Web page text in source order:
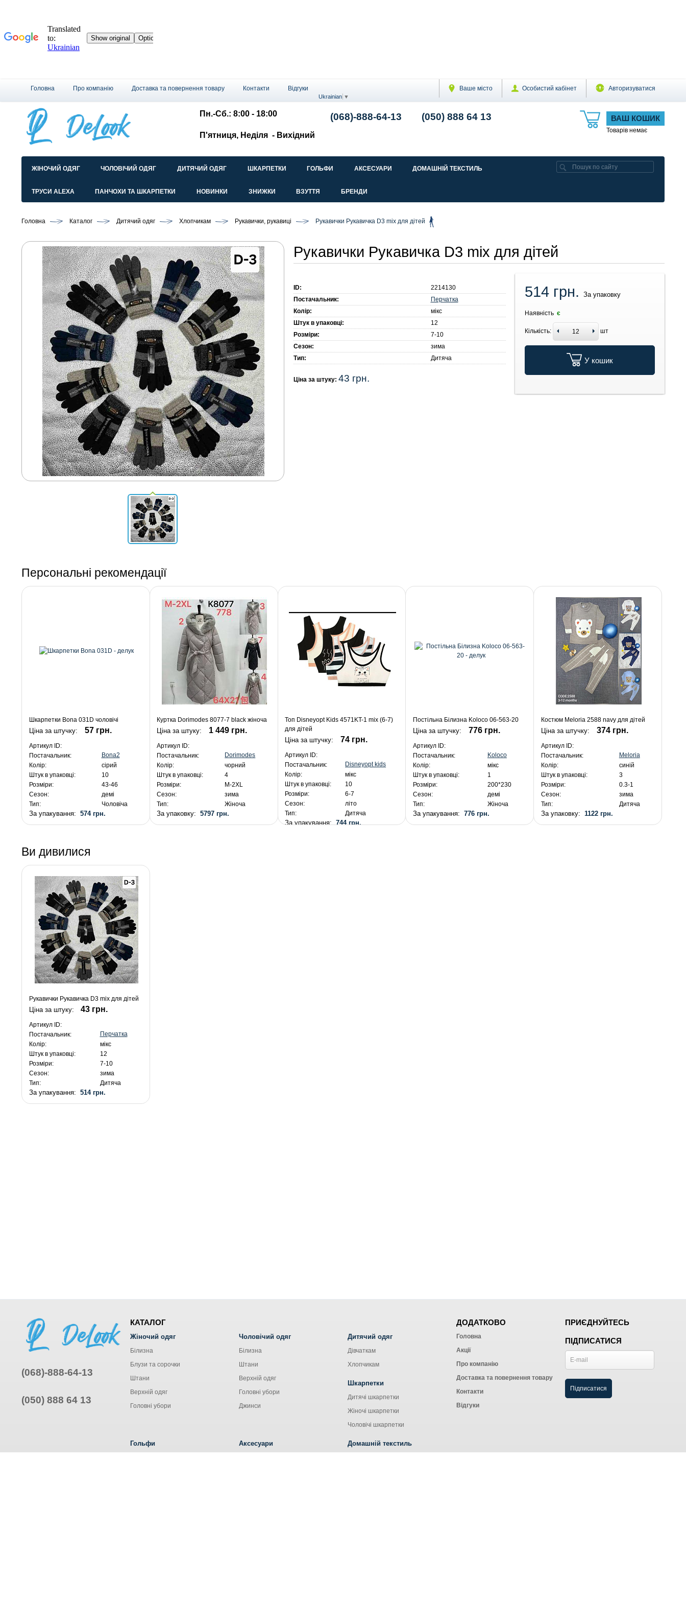
Ваше місто Особистий кабінет Авторизуватися
Головна Про компанію Доставка та повернення товару Контакти Відгуки
Ukrainian ▼
ВАШ КОШИК
Товарів немає
Пн.-Сб.: 8:00 - 18:00
П'ятниця, Неділя - Вихідний
(068)-888-64-13 (050) 888 64 13
ЖІНОЧИЙ ОДЯГ ЧОЛОВІЧИЙ ОДЯГ ДИТЯЧИЙ ОДЯГ ШКАРПЕТКИ ГОЛЬФИ АКСЕСУАРИ ДОМАШНІЙ ТЕКСТИЛЬ
ТРУСИ ALEXA ПАНЧОХИ ТА ШКАРПЕТКИ НОВИНКИ ЗНИЖКИ ВЗУТТЯ БРЕНДИ
Головна Каталог Дитячий одяг Хлопчикам Рукавички, рукавиці Рукавички Рукавичка D3 mix для дітей
Рукавички Рукавичка D3 mix для дітей
ID:
2214130
Постачальник:
Перчатка
Колір:
мікс
Штук в упаковці:
12
Розміри:
7-10
Сезон:
зима
Тип:
Дитяча
Ціна за штуку: 43 грн.
514 грн.За упаковку
Наявність є
Кількість: шт
У кошик
Персональні рекомендації
Шкарпетки Bona 031D чоловічі
Ціна за штучку: 57 грн.
Артикул ID:
Постачальник:
Bona2
Колір:
сірий
Штук в упаковці:
10
Розміри:
43-46
Сезон:
демі
Тип:
Чоловіча
За упакування: 574 грн.
Куртка Dorimodes 8077-7 black жіноча
Ціна за штуку: 1 449 грн.
Артикул ID:
Постачальник:
Dorimodes
Колір:
чорний
Штук в упаковці:
4
Розміри:
M-2XL
Сезон:
зима
Тип:
Жіноча
За упаковку:5797 грн.
Топ Disneyopt Kids 4571KT-1 mix (6-7)
для дітей
Ціна за штучку: 74 грн.
Артикул ID:
Постачальник:
Disneyopt kids
Колір:
мікс
Штук в упаковці:
10
Розміри:
6-7
Сезон:
літо
Тип:
Дитяча
За упакування:744 грн.
Постільна Білизна Koloco 06-563-20
Ціна за штучку: 776 грн.
Артикул ID:
Постачальник:
Koloco
Колір:
мікс
Штук в упаковці:
1
Розміри:
200*230
Сезон:
демі
Тип:
Жіноча
За упакування: 776 грн.
Костюм Meloria 2588 navy для дітей
Ціна за штучку: 374 грн.
Артикул ID:
Постачальник:
Meloria
Колір:
синій
Штук в упаковці:
3
Розміри:
0.3-1
Сезон:
зима
Тип:
Дитяча
За упаковку: 1122 грн.
Ви дивилися
Рукавички Рукавичка D3 mix для дітей
Ціна за штуку: 43 грн.
Артикул ID:
Постачальник:
Перчатка
Колір:
мікс
Штук в упаковці:
12
Розміри:
7-10
Сезон:
зима
Тип:
Дитяча
За упакування: 514 грн.
(068)-888-64-13
(050) 888 64 13
КАТАЛОГ
Жіночий одяг
Білизна
Блузи та сорочки
Штани
Верхній одяг
Головні убори
Чоловічий одяг
Білизна
Штани
Верхній одяг
Головні убори
Джинси
Дитячий одяг
Дівчаткам
Хлопчикам
Шкарпетки
Дитячі шкарпетки
Жіночі шкарпетки
Чоловічі шкарпетки
Гольфи Аксесуари Домашній текстиль
ДОДАТКОВО
Головна
Акції
Про компанію
Доставка та повернення товару
Контакти
Відгуки
ПРИЄДНУЙТЕСЬ
ПІДПИСАТИСЯ